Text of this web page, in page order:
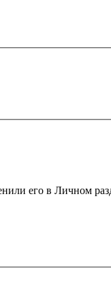
его в Личном